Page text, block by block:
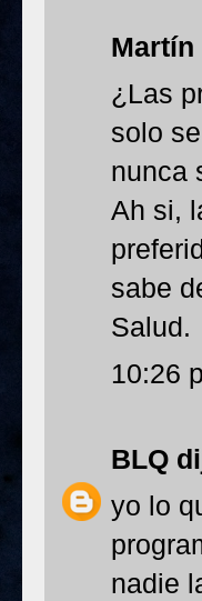
Martín
¿Las
solo
nunca
Ah si,
sabe
Salud.
10:26
BLQ
yo lo
nadie